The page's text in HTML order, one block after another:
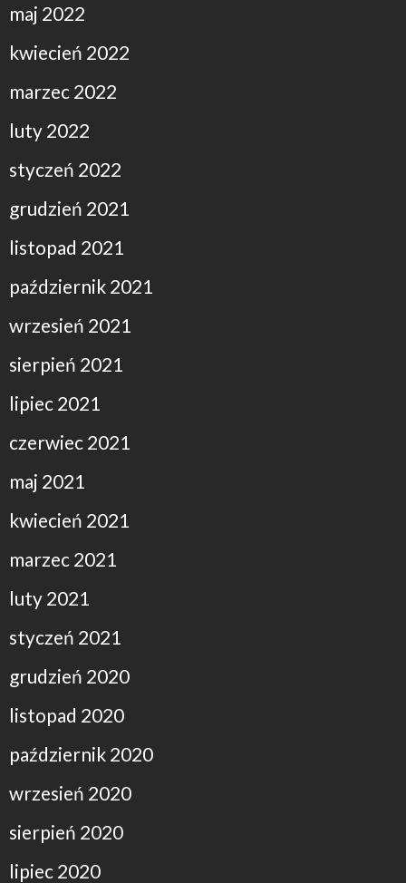
maj 2022
kwiecień 2022
marzec 2022
luty 2022
styczeń 2022
grudzień 2021
listopad 2021
październik 2021
wrzesień 2021
sierpień 2021
lipiec 2021
czerwiec 2021
maj 2021
kwiecień 2021
marzec 2021
luty 2021
styczeń 2021
grudzień 2020
listopad 2020
październik 2020
wrzesień 2020
sierpień 2020
lipiec 2020